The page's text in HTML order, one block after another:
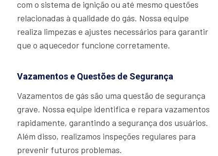
com o sistema de ignição ou até mesmo questões
relacionadas à qualidade do gás. Nossa equipe
realiza limpezas e ajustes necessários para garantir
que o aquecedor funcione corretamente.
Vazamentos e Questões de Segurança
Vazamentos de gás são uma questão de segurança
grave. Nossa equipe identifica e repara vazamentos
rapidamente, garantindo a segurança dos usuários.
Além disso, realizamos inspeções regulares para
prevenir futuros problemas.